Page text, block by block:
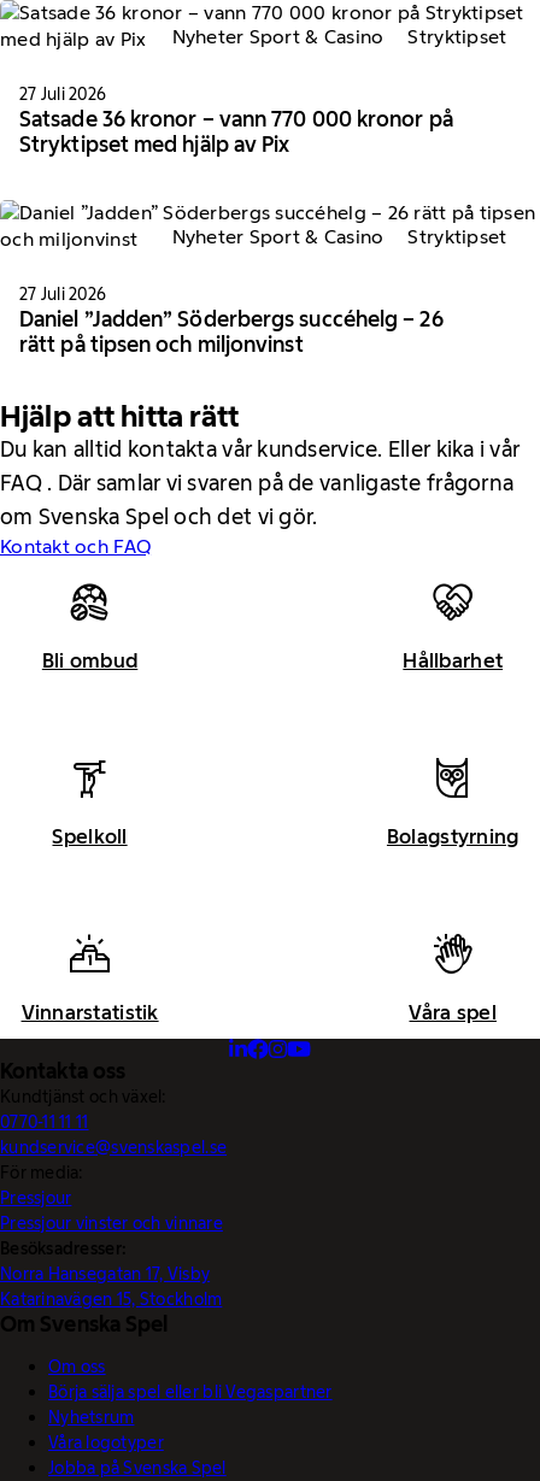
Nyheter Sport & Casino Stryktipset
27 Juli 2026
Satsade 36 kronor – vann 770 000 kronor på
Stryktipset med hjälp av Pix
Nyheter Sport & Casino Stryktipset
27 Juli 2026
Daniel ”Jadden” Söderbergs succéhelg – 26
rätt på tipsen och miljonvinst
Hjälp att hitta rätt
Du kan alltid kontakta vår kundservice. Eller kika i vår
FAQ . Där samlar vi svaren på de vanligaste frågorna
om Svenska Spel och det vi gör.
Kontakt och FAQ
Bli ombud Hållbarhet
Spelkoll Bolagstyrning
Vinnarstatistik Våra spel
Kontakta oss
Kundtjänst och växel:
0770-11 11 11
kundservice@svenskaspel.se
För media:
Pressjour
Pressjour vinster och vinnare
Besöksadresser:
Norra Hansegatan 17, Visby
Katarinavägen 15, Stockholm
Om Svenska Spel
Om oss
Börja sälja spel eller bli Vegaspartner
Nyhetsrum
Våra logotyper
Jobba på Svenska Spel